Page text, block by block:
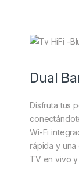
Dual
Disfruta tus
Wi-Fi
rápida y
TV en vivo